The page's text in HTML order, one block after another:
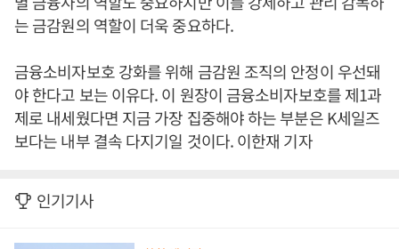
는 금감원의 역할이 더욱 중요하다.
금융소비자보호 강화를 위해 금감원 조직의 안정이 우선돼
야 한다고 보는 이유다. 이 원장이 금융소비자보호를 제1과
제로 내세웠다면 지금 가장 집중해야 하는 부분은 K세일즈
보다는 내부 결속 다지기일 것이다. 이한재 기자
인기기사